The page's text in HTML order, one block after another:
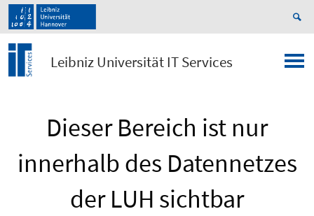
Leibniz Universität IT Services
Dieser Bereich ist nur
innerhalb des Datennetzes
der LUH sichtbar